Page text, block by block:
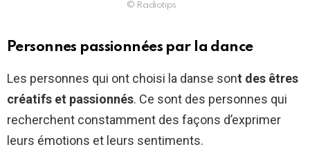
© Radiotips
Personnes passionnées par la dance
Les personnes qui ont choisi la danse sont des êtres
créatifs et passionnés. Ce sont des personnes qui
recherchent constamment des façons d’exprimer
leurs émotions et leurs sentiments.